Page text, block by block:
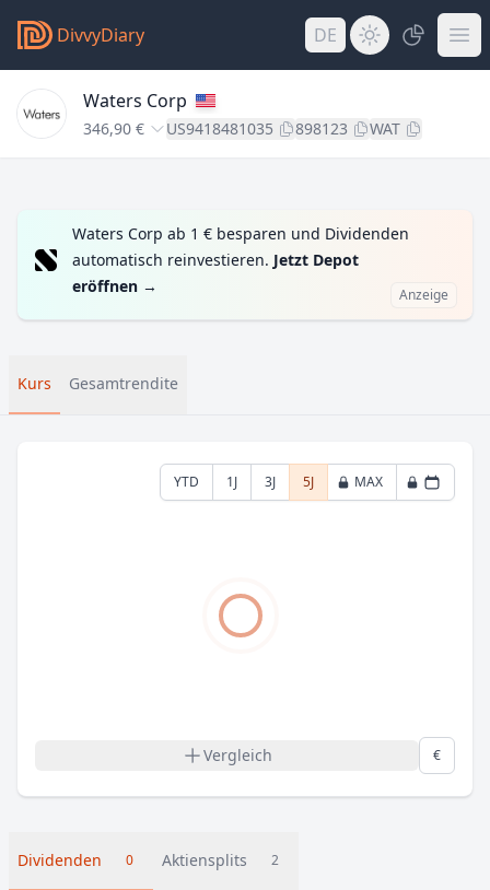
DivvyDiary DE
Waters Corp
346,90 € US9418481035 898123 WAT
Waters Corp ab 1 € besparen und Dividenden
automatisch reinvestieren. Jetzt Depot
eröffnen → Anzeige
Kurs Gesamtrendite
YTD 1J 3J 5J MAX
Vergleich €
Dividenden 0 Aktiensplits 2